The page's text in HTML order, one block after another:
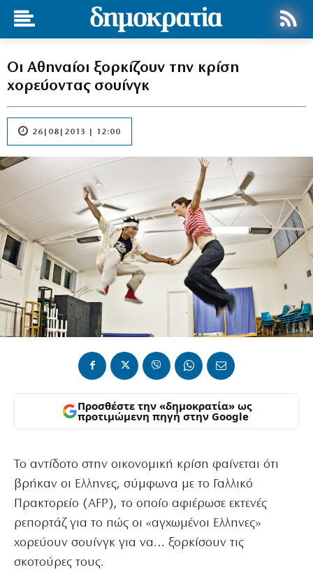
Οι Αθηναίοι ξορκίζουν την κρίση
χορεύοντας σουίνγκ
26|08|2013 | 12:00
Προσθέστε την «δημοκρατία» ως
προτιμώμενη πηγή στην Google
Το αντίδοτο στην οικονομική κρίση φαίνεται ότι
βρήκαν οι Ελληνες, σύμφωνα με το Γαλλικό
Πρακτορείο (AFP), το οποίο αφιέρωσε εκτενές
ρεπορτάζ για το πώς οι «αγχωμένοι Ελληνες»
χορεύουν σουίνγκ για να… ξορκίσουν τις
σκοτούρες τους.